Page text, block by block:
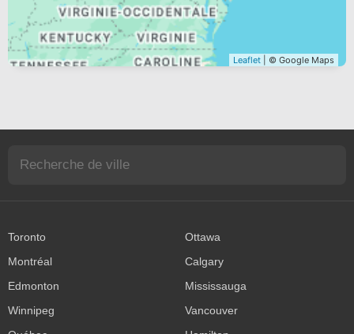
Leaflet | © Google Maps
Toronto
Ottawa
Montréal
Calgary
Edmonton
Mississauga
Winnipeg
Vancouver